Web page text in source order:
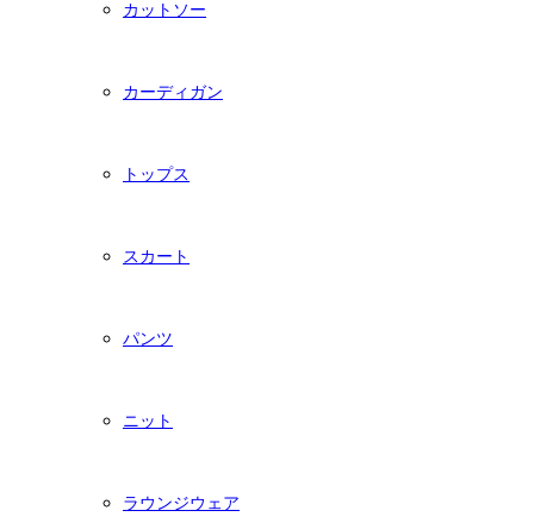
カットソー
カーディガン
トップス
スカート
パンツ
ニット
ラウンジウェア